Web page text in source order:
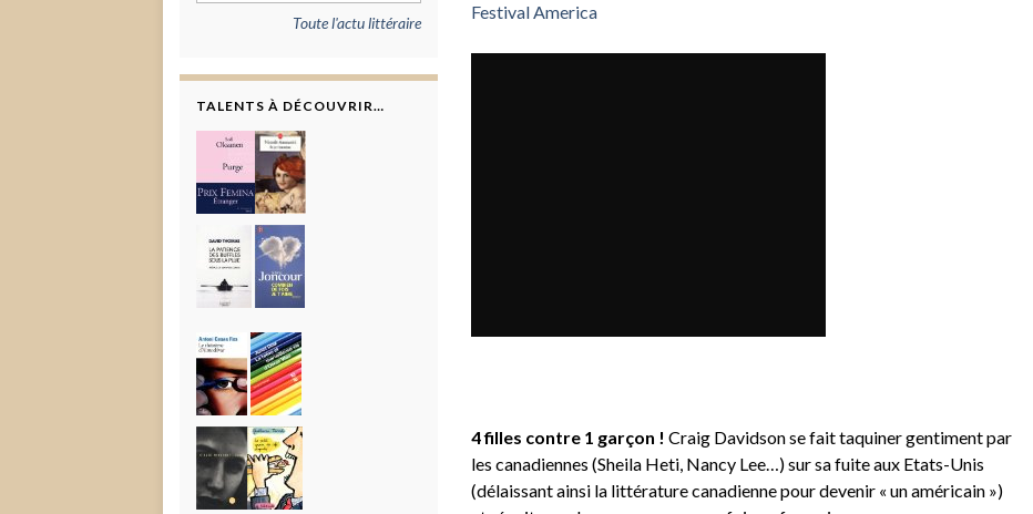
Festival America
4 filles contre 1 garçon ! Craig Davidson se fait taquiner gentiment par
les canadiennes (Sheila Heti, Nancy Lee…) sur sa fuite aux Etats-Unis
(délaissant ainsi la littérature canadienne pour devenir « un américain »)
Toute l'actu littéraire
TALENTS À DÉCOUVRIR…